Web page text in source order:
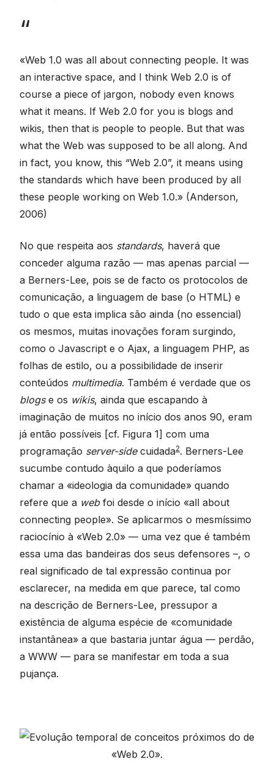
«Web 1.0 was all about connecting people. It was
an interactive space, and I think Web 2.0 is of
course a piece of jargon, nobody even knows
what it means. If Web 2.0 for you is blogs and
wikis, then that is people to people. But that was
what the Web was supposed to be all along. And
in fact, you know, this “Web 2.0”, it means using
the standards which have been produced by all
these people working on Web 1.0.» (Anderson,
2006)
No que respeita aos standards, haverá que
conceder alguma razão — mas apenas parcial —
a Berners-Lee, pois se de facto os protocolos de
comunicação, a linguagem de base (o HTML) e
tudo o que esta implica são ainda (no essencial)
os mesmos, muitas inovações foram surgindo,
como o Javascript e o Ajax, a linguagem PHP, as
folhas de estilo, ou a possibilidade de inserir
conteúdos multimedia. Também é verdade que os
blogse os wikis, ainda que escapando à
imaginação de muitos no início dos anos 90, eram
já então possíveis [cf. Figura 1] com uma
programação server-sidecuidada2. Berners-Lee
sucumbe contudo àquilo a que poderíamos
chamar a «ideologia da comunidade» quando
refere que a webfoi desde o início «all about
connecting people». Se aplicarmos o mesmíssimo
raciocínio à «Web 2.0» — uma vez que é também
essa uma das bandeiras dos seus defensores –, o
real significado de tal expressão continua por
esclarecer, na medida em que parece, tal como
na descrição de Berners-Lee, pressupor a
existência de alguma espécie de «comunidade
instantânea» a que bastaria juntar água — perdão,
a WWW — para se manifestar em toda a sua
pujança.